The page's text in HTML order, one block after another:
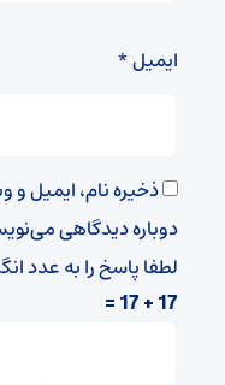
ایمیل*
ذخیره نام، ایمیل و
دوباره دیدگاهی
لطفا پاسخ را به عدد
17 + 17 =